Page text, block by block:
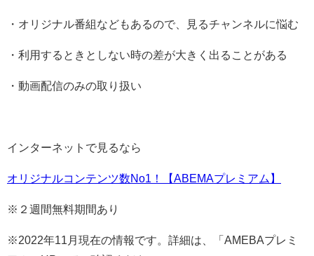
・オリジナル番組などもあるので、見るチャンネルに悩む
・利用するときとしない時の差が大きく出ることがある
・動画配信のみの取り扱い
インターネットで見るなら
オリジナルコンテンツ数No1！【ABEMAプレミアム】
※２週間無料期間あり
※2022年11月現在の情報です。詳細は、「AMEBAプレミ